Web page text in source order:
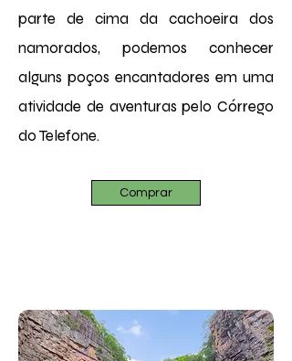
parte de cima da cachoeira dos
namorados, podemos conhecer
alguns poços encantadores em uma
atividade de aventuras pelo Córrego
do Telefone.
Comprar